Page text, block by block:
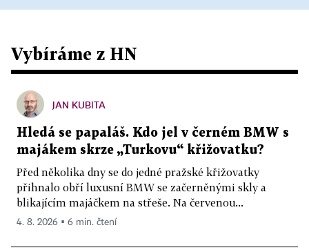
Vybíráme z HN
JAN KUBITA
Hledá se papaláš. Kdo jel v černém BMW s
majákem skrze „Turkovu“ křižovatku?
Před několika dny se do jedné pražské křižovatky
přihnalo obří luxusní BMW se začerněnými skly a
blikajícím majáčkem na střeše. Na červenou...
4. 8. 2026 ▪ 6 min. čtení